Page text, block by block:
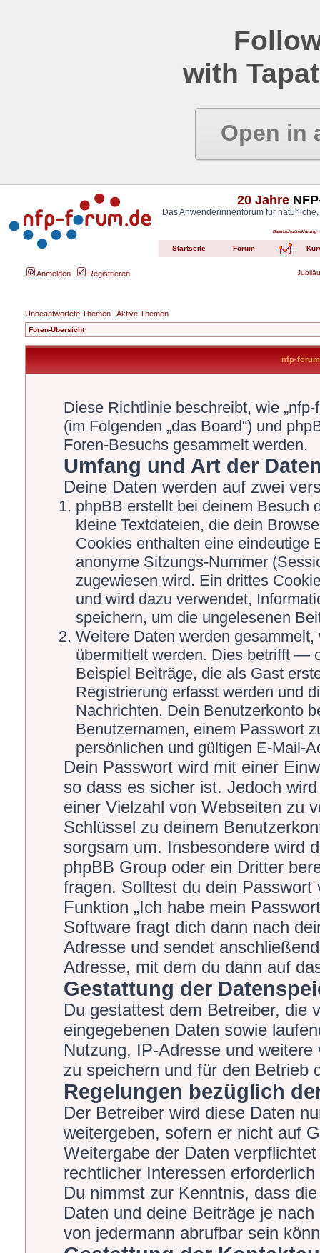
with
Open in
20 Jahre
Das Anwenderinnenforum für
Datenschutzerklärung
Startseite Forum
Anmelden Registrieren
Unbeantwortete Themen | Aktive Themen
Foren-Übersicht
nfp-
Diese Richtlinie beschreibt, wie
(im Folgenden „das Board“) und
Foren-Besuchs gesammelt werden.
Umfang und Art der
Deine Daten werden auf zwei
phpBB erstellt bei deinem Besuch
kleine Textdateien, die dein
Cookies enthalten eine eindeutige
anonyme Sitzungs-Nummer
zugewiesen wird. Ein drittes
und wird dazu verwendet,
speichern, um die ungelesenen
Weitere Daten werden
übermittelt werden. Dies betrifft —
Beispiel Beiträge, die als Gast
Registrierung erfasst werden und
Nachrichten. Dein Benutzerkonto
Benutzernamen, einem Passwort
persönlichen und gültigen E-Mail-
Dein Passwort wird mit einer
so dass es sicher ist. Jedoch
einer Vielzahl von Webseiten zu
Schlüssel zu deinem
sorgsam um. Insbesondere wird
phpBB Group oder ein Dritter
fragen. Solltest du dein
Funktion „Ich habe mein
Software fragt dich dann nach
Adresse und sendet
Adresse, mit dem du dann auf
Gestattung der
Du gestattest dem Betreiber, die
eingegebenen Daten sowie
Nutzung, IP-Adresse und
zu speichern und für den Betrieb
Regelungen bezüglich
Der Betreiber wird diese Daten
weitergeben, sofern er nicht auf
Weitergabe der Daten
rechtlicher Interessen erforderlich
Du nimmst zur Kenntnis, dass
Daten und deine Beiträge je
von jedermann abrufbar sein